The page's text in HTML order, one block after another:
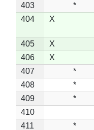
403
*
404
X
405 X
406
X
407
*
408
*
409
*
410
411
*